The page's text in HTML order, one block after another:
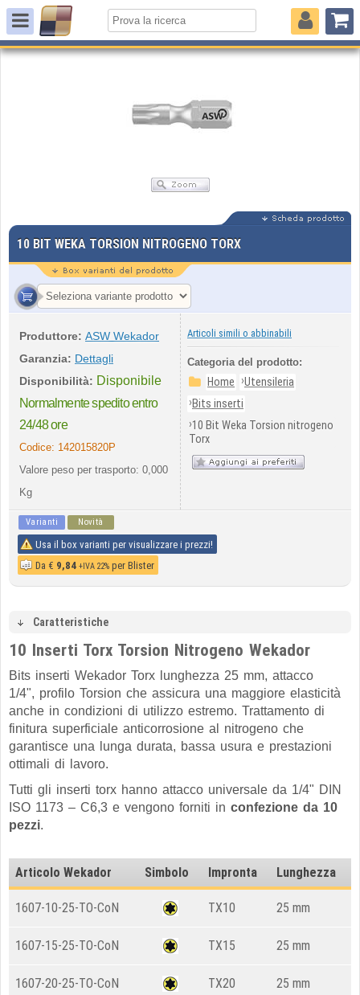
10 BIT WEKA TORSION NITROGENO TORX
Produttore: ASW Wekador
Garanzia: Dettagli
Disponibilità: Disponibile
Normalmente spedito entro
24/48 ore
Codice: 142015820P
Valore peso per trasporto: 0,000
Kg
Articoli simili o abbinabili
Categoria del prodotto:
Home ›Utensileria
›Bits inserti
›10 Bit Weka Torsion nitrogeno
Torx
Varianti Novità
Usa il box varianti per visualizzare i prezzi!
Da € 9,84 +IVA 22% per Blister
Caratteristiche
10 Inserti Torx Torsion Nitrogeno Wekador
Bits inserti Wekador Torx lunghezza 25 mm, attacco
1/4", profilo Torsion che assicura una maggiore elasticità
anche in condizioni di utilizzo estremo. Trattamento di
finitura superficiale anticorrosione al nitrogeno che
garantisce una lunga durata, bassa usura e prestazioni
ottimali di lavoro.
Tutti gli inserti torx hanno attacco universale da 1/4" DIN
ISO 1173 – C6,3 e vengono forniti in confezione da 10
pezzi.
Articolo Wekador Simbolo Impronta Lunghezza
1607-10-25-TO-CoN TX10 25 mm
1607-15-25-TO-CoN TX15 25 mm
1607-20-25-TO-CoN TX20 25 mm